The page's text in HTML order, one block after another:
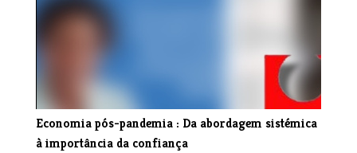
Economia pós-pandemia : Da abordagem sistémica
à importância da confiança